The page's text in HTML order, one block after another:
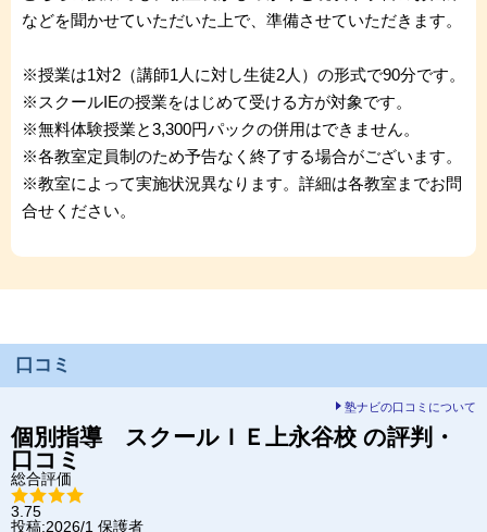
などを聞かせていただいた上で、準備させていただきます。
※授業は1対2（講師1人に対し生徒2人）の形式で90分です。
※スクールIEの授業をはじめて受ける方が対象です。
※無料体験授業と3,300円パックの併用はできません。
※各教室定員制のため予告なく終了する場合がございます。
※教室によって実施状況異なります。詳細は各教室までお問
合せください。
口コミ
塾ナビの口コミについて
個別指導 スクールＩＥ 上永谷校 の評判・
口コミ
総合評価
3.75
投稿:2026/1 保護者